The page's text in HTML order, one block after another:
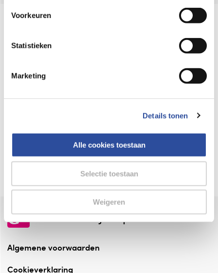
gegevensverwerking staat in de
Privacyverklaring
Voorkeuren
Statistieken
Marketing
Details tonen
Alle cookies toestaan
Selectie toestaan
Weigeren
Online aanbieder medicijnen
webshop mag verkopen.
⁠Verantwoorde zorg, ⁠ook online.
Altijd onze folder bij de hand
Check onze folders ⁠bij AlleFolders.
de vriendelijke specialist
Algemene voorwaarden
Cookieverklaring